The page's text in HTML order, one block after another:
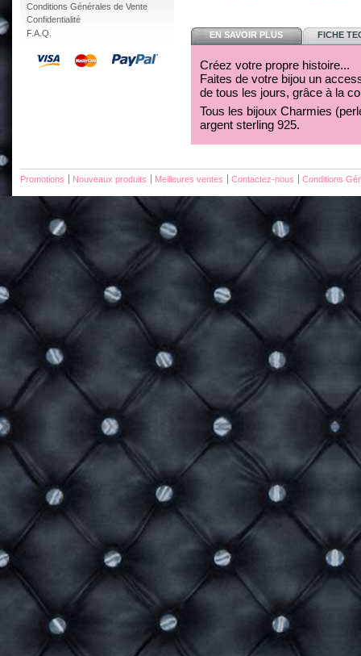
Conditions Générales de Vente
Confidentialité
F.A.Q.
EN SAVOIR PLUS FICHE
Créez votre propre histoire...
Faites de votre bijou un
de tous les jours, grâce à la
Tous les bijoux Charmies
argent sterling 925.
Promotions Nouveaux produits Meilleures ventes Contactez-nous Conditions